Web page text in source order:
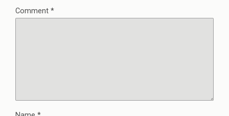
Comment *